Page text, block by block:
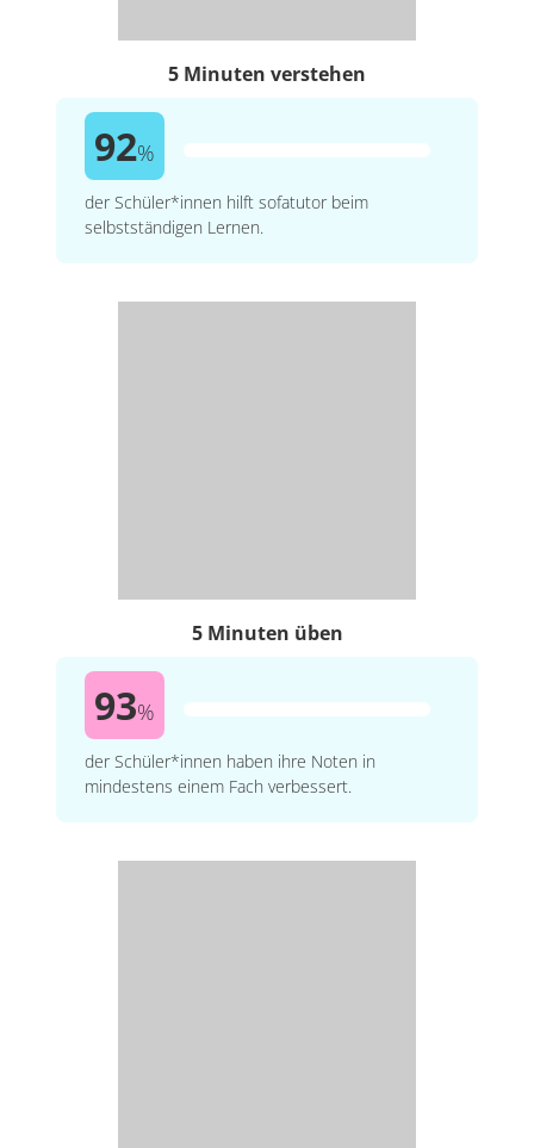
5 Minuten verstehen
92%
der Schüler*innen hilft sofatutor beim
selbstständigen Lernen.
5 Minuten üben
93%
der Schüler*innen haben ihre Noten in
mindestens einem Fach verbessert.